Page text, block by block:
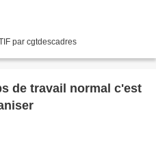
par cgtdescadres
de travail normal c'est